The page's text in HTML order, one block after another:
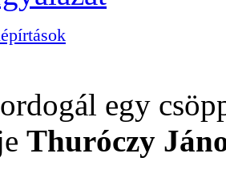
egy
Thuróczy